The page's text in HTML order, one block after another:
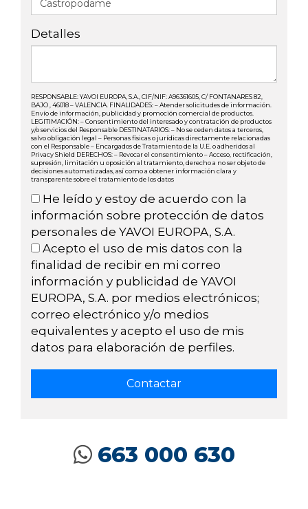
Detalles
RESPONSABLE: YAVOI EUROPA, S.A., CIF/NIF: A96361605, C/ FONTANARES 82,
BAJO , 46018 – VALENCIA. FINALIDADES: – Atender solicitudes de información.
Envío de información, publicidad y promoción comercial de productos.
LEGITIMACIÓN: – Consentimiento del interesado y contratación de productos
y/o servicios del Responsable DESTINATARIOS: – No se ceden datos a terceros,
salvo obligación legal – Personas físicas o jurídicas directamente relacionadas
con el Responsable – Encargados de Tratamiento de la U.E. o adheridos al
Privacy Shield DERECHOS: – Revocar el consentimiento – Acceso, rectificación,
supresión, limitación u oposición al tratamiento, derecho a no ser objeto de
decisiones automatizadas, así como a obtener información clara y
transparente sobre el tratamiento de los datos
He leído y estoy de acuerdo con la
información sobre protección de datos
personales de YAVOI EUROPA, S.A.
Acepto el uso de mis datos con la
finalidad de recibir en mi correo
información y publicidad de YAVOI
EUROPA, S.A. por medios electrónicos;
correo electrónico y/o medios
equivalentes y acepto el uso de mis
datos para elaboración de perfiles.
663 000 630